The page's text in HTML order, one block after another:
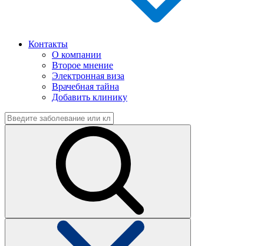
Контакты
О компании
Второе мнение
Электронная виза
Врачебная тайна
Добавить клинику